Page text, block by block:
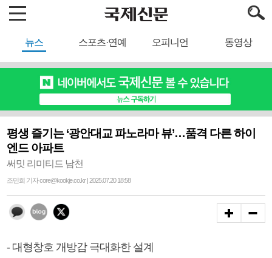
뉴스 스포츠·연예 오피니언 동영상
평생 즐기는 ‘광안대교 파노라마 뷰’…품격 다른 하이
엔드 아파트
써밋 리미티드 남천
조민희 기자 core@kookje.co.kr | 2025.07.20 18:58
- 대형창호 개방감 극대화한 설계